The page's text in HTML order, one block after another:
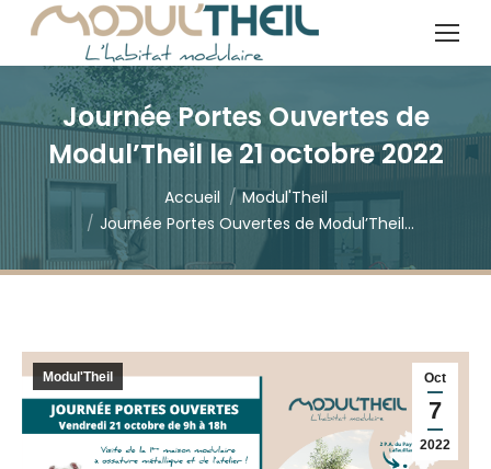
Recherche
:
Journée Portes Ouvertes de
Modul’Theil le 21 octobre 2022
Vous êtes ici : Accueil
Modul'Theil
Journée Portes Ouvertes de Modul’Theil…
Oct
7
2022
Modul'Theil